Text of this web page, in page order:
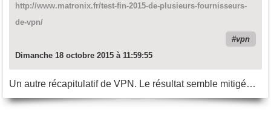
http://www.matronix.fr/test-fin-2015-de-plusieurs-fournisseurs-
de-vpn/
vpn
Dimanche 18 octobre 2015 à 11:59:55
Un autre récapitulatif de VPN. Le résultat semble mitigé…